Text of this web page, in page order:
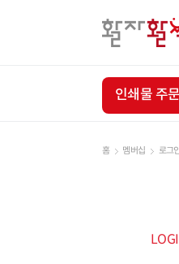
인쇄물 주
홈 멤버십 로그